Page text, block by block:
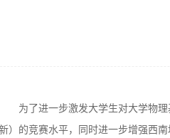
为了进一步激发大学生对大学物理
新）的竞赛水平，同时进一步增强西